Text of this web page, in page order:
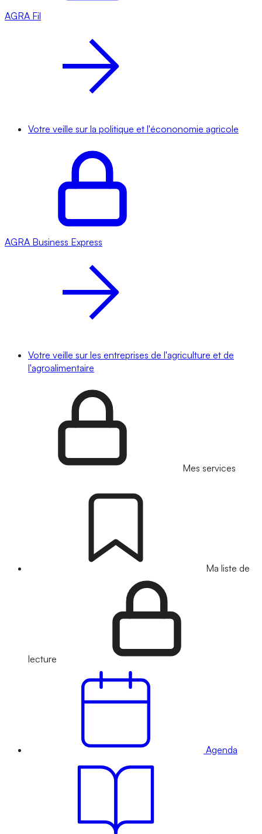
AGRA Fil
Votre veille sur la politique et l'écononomie agricole
AGRA Business Express
Votre veille sur les entreprises de l'agriculture et de
l'agroalimentaire
Mes services
Ma liste de
lecture
Agenda